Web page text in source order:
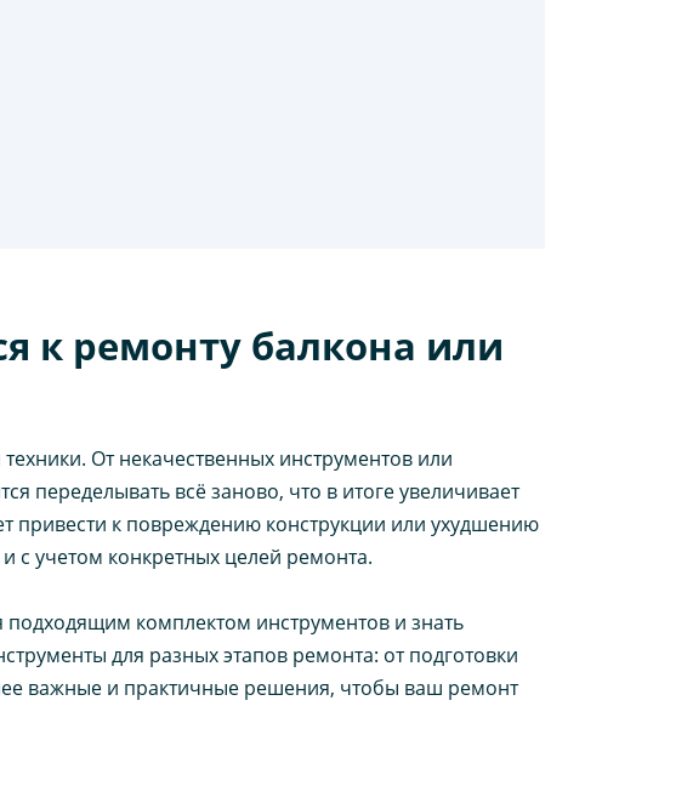
к ремонту балкона или
От некачественных инструментов или
переделывать всё заново, что в итоге увеличивает
привести к повреждению конструкции или ухудшению
с учетом конкретных целей ремонта.
комплектом инструментов и знать
для разных этапов ремонта: от подготовки
важные и практичные решения, чтобы ваш ремонт